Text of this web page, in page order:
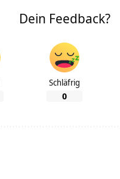
Dein Feedback?
Schläfrig
0